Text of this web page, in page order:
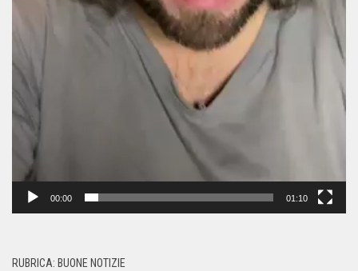
00:00 01:10
RUBRICA: BUONE NOTIZIE